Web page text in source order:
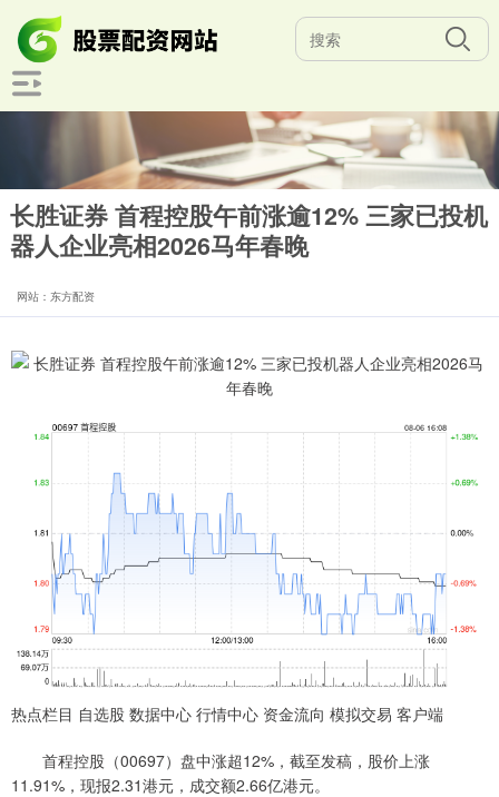
长胜证券 首程控股午前涨逾12% 三家已投机
器人企业亮相2026马年春晚
网站：东方配资
热点栏目 自选股 数据中心 行情中心 资金流向 模拟交易 客户端
首程控股（00697）盘中涨超12%，截至发稿，股价上涨
11.91%，现报2.31港元，成交额2.66亿港元。